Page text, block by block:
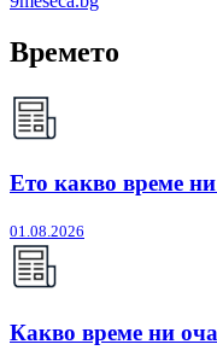
Времето
Ето какво време
01.08.2026
Какво време ни